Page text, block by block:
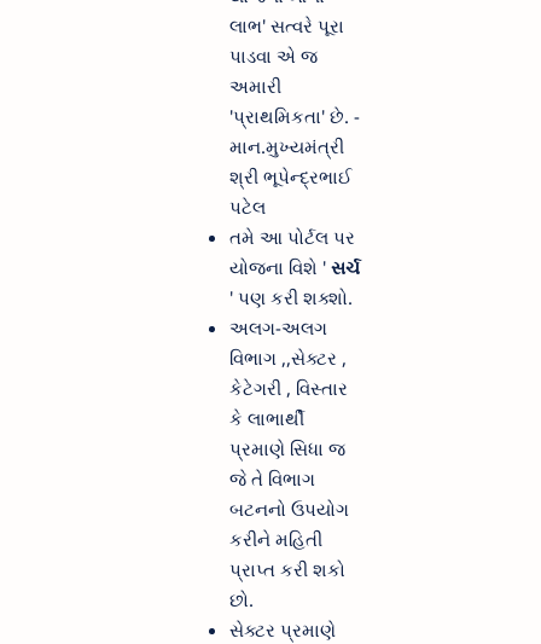
લાભ' સત્વરે પૂરા
પાડવા એ જ
અમારી
'પ્રાથમિકતા' છે. -
માન.મુખ્યમંત્રી
શ્રી ભૂપેન્દ્રભાઈ
પટેલ
તમે આ પોર્ટલ પર
યોજના વિશે ' સર્ચ
' પણ કરી શક્શો.
અલગ-અલગ
વિભાગ ,,સેક્ટર ,
કેટેગરી , વિસ્તાર
કે લાભાર્થી
પ્રમાણે સિધા જ
જે તે વિભાગ
બટનનો ઉપયોગ
કરીને મહિતી
પ્રાપ્ત કરી શકો
છો.
સેક્ટર પ્રમાણે